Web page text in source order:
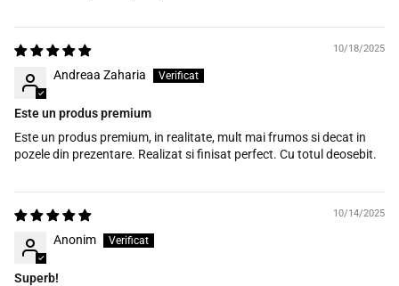
10/18/2025
Andreaa Zaharia
Este un produs premium
Este un produs premium, in realitate, mult mai frumos si decat in
pozele din prezentare. Realizat si finisat perfect. Cu totul deosebit.
10/14/2025
Anonim
Superb!